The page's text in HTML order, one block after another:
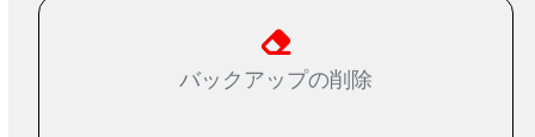
バックアップの削除